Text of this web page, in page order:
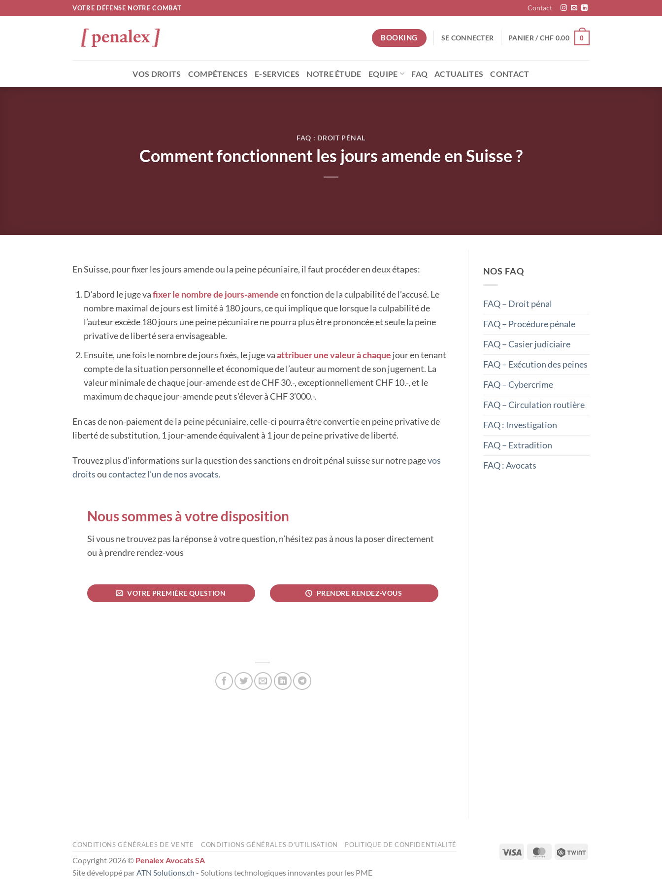
VOTRE DÉFENSE NOTRE COMBAT Contact
BOOKING SE CONNECTER PANIER /CHF 0.00 0
VOS DROITS COMPÉTENCES E-SERVICES NOTRE ÉTUDE EQUIPE FAQ ACTUALITES CONTACT
FAQ : DROIT PÉNAL
Comment fonctionnent les jours amende en Suisse ?
En Suisse, pour fixer les jours amende ou la peine pécuniaire, il faut procéder en deux étapes:
D’abord le juge vafixer le nombre de jours-amendeen fonction de la culpabilité de l’accusé. Le
nombre maximal de jours est limité à 180 jours, ce qui implique que lorsque la culpabilité de
l’auteur excède 180 jours une peine pécuniaire ne pourra plus être prononcée et seule la peine
privative de liberté sera envisageable.
Ensuite, une fois le nombre de jours fixés, le juge vaattribuer une valeur à chaque jour en tenant
compte de la situation personnelle et économique de l’auteur au moment de son jugement. La
valeur minimale de chaque jour-amende est de CHF 30.-, exceptionnellement CHF 10.-, et le
maximum de chaque jour-amende peut s’élever à CHF 3’000.-.
En cas de non-paiement de la peine pécuniaire, celle-ci pourra être convertie en peine privative de
liberté de substitution, 1 jour-amende équivalent à 1 jour de peine privative de liberté.
Trouvez plus d’informations sur la question des sanctions en droit pénal suisse sur notre pagevos
droitsoucontactez l’un de nos avocats.
Nous sommes à votre disposition
Si vous ne trouvez pas la réponse à votre question, n’hésitez pas à nous la poser directement
ou à prendre rendez-vous
VOTRE PREMIÈRE QUESTION PRENDRE RENDEZ-VOUS
NOS FAQ
FAQ – Droit pénal
FAQ – Procédure pénale
FAQ – Casier judiciaire
FAQ – Exécution des peines
FAQ – Cybercrime
FAQ – Circulation routière
FAQ : Investigation
FAQ – Extradition
FAQ : Avocats
Visa MasterCardTwint
CONDITIONS GÉNÉRALES DE VENTE CONDITIONS GÉNÉRALES D’UTILISATION POLITIQUE DE CONFIDENTIALITÉ
Copyright 2026 © Penalex Avocats SA
Site développé parATN Solutions.ch - Solutions technologiques innovantes pour les PME